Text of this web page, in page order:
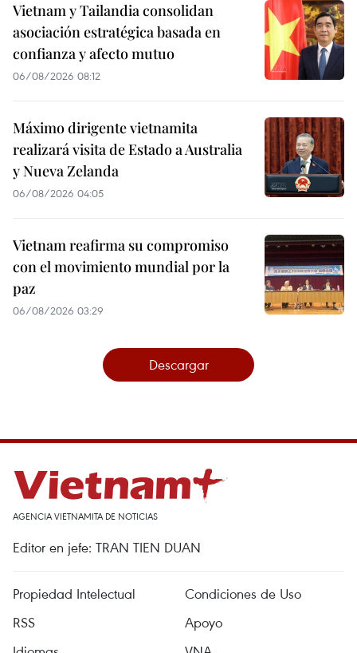
Vietnam y Tailandia consolidan
asociación estratégica basada en
confianza y afecto mutuo
06/08/2026 08:12
Máximo dirigente vietnamita
realizará visita de Estado a Australia
y Nueva Zelanda
06/08/2026 04:05
Vietnam reafirma su compromiso
con el movimiento mundial por la
paz
06/08/2026 03:29
Descargar
AGENCIA VIETNAMITA DE NOTICIAS
Editor en jefe: TRAN TIEN DUAN
Propiedad Intelectual
Condiciones de Uso
RSS
Apoyo